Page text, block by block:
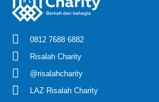
0812 7688 6882
Risalah Charity
@risalahcharity
LAZ Risalah Charity